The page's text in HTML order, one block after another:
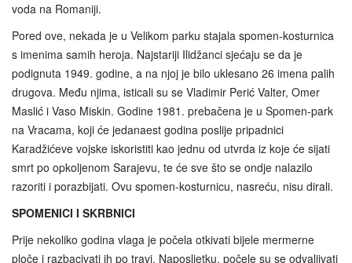
voda na Romaniji.
Pored ove, nekada je u Velikom parku stajala spomen-kosturnica
s imenima samih heroja. Najstariji Ilidžanci sjećaju se da je
podignuta 1949. godine, a na njoj je bilo uklesano 26 imena palih
drugova. Među njima, isticali su se Vladimir Perić Valter, Omer
Maslić i Vaso Miskin. Godine 1981. prebačena je u Spomen-park
na Vracama, koji će jedanaest godina poslije pripadnici
Karadžićeve vojske iskoristiti kao jednu od utvrda iz koje će sijati
smrt po opkoljenom Sarajevu, te će sve što se ondje nalazilo
razoriti i porazbijati. Ovu spomen-kosturnicu, nasreću, nisu dirali.
SPOMENICI I SKRBNICI
Prije nekoliko godina vlaga je počela otkivati bijele mermerne
ploče i razbacivati ih po travi. Naposljetku, počele su se odvaljivati